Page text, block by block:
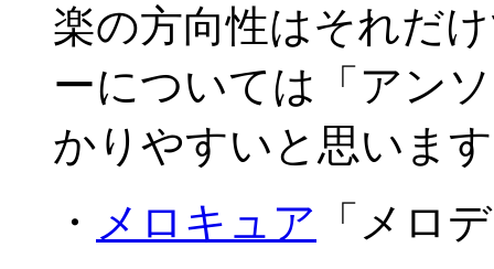
楽の方向性はそれだ
ーについては「アン
かりやすいと思いま
・ メロキュア 「メロ